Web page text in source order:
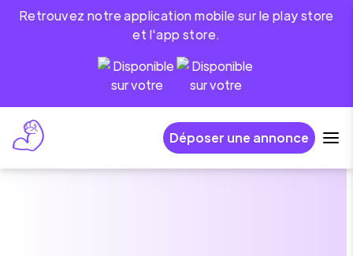
Retrouvez notre application mobile sur le play store
et l'app store.
Déposer une annonce